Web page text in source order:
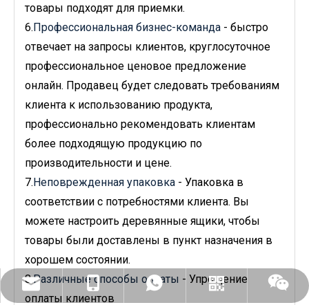
товары подходят для приемки.
6.Профессиональная бизнес-команда - быстро
отвечает на запросы клиентов, круглосуточное
профессиональное ценовое предложение
онлайн. Продавец будет следовать требованиям
клиента к использованию продукта,
профессионально рекомендовать клиентам
более подходящую продукцию по
производительности и цене.
7.Неповрежденная упаковка - Упаковка в
соответствии с потребностями клиента. Вы
можете настроить деревянные ящики, чтобы
товары были доставлены в пункт назначения в
хорошем состоянии.
8.Различные способы оплаты - Упрощение
оплаты клиентов
dlx-group@dlx-alloy.com
+86- 13218680935
+86- 13218680935
WhatsApp
Вичат